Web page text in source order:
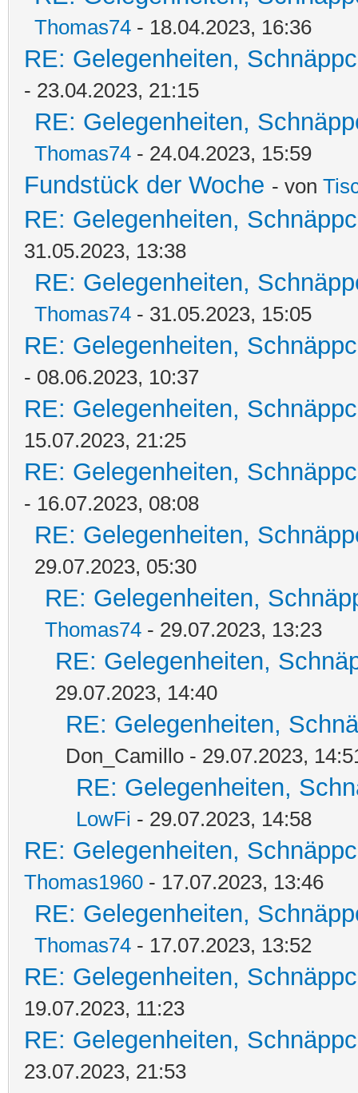
Thomas74 - 18.04.2023, 16:36
RE: Gelegenheiten,
- 23.04.2023, 21:15
RE: Gelegenheiten,
Thomas74 - 24.04.2023, 15:59
Fundstück der Woche - von
RE: Gelegenheiten,
31.05.2023, 13:38
RE: Gelegenheiten,
Thomas74 - 31.05.2023, 15:05
RE: Gelegenheiten,
- 08.06.2023, 10:37
RE: Gelegenheiten,
15.07.2023, 21:25
RE: Gelegenheiten,
- 16.07.2023, 08:08
RE: Gelegenheiten,
29.07.2023, 05:30
RE: Gelegenheiten,
Thomas74 - 29.07.2023, 13:23
RE: Gelegenheiten,
29.07.2023, 14:40
RE: Gelegenheiten,
Don_Camillo - 29.07.2023,
RE: Gelegenheiten,
LowFi - 29.07.2023, 14:58
RE: Gelegenheiten,
Thomas1960 - 17.07.2023, 13:46
RE: Gelegenheiten,
Thomas74 - 17.07.2023, 13:52
RE: Gelegenheiten,
19.07.2023, 11:23
RE: Gelegenheiten,
23.07.2023, 21:53